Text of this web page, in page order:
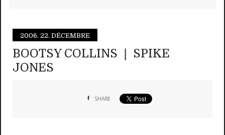
2006. 22. DÉCEMBRE
BOOTSY COLLINS ❘ SPIKE
JONES
SHARE